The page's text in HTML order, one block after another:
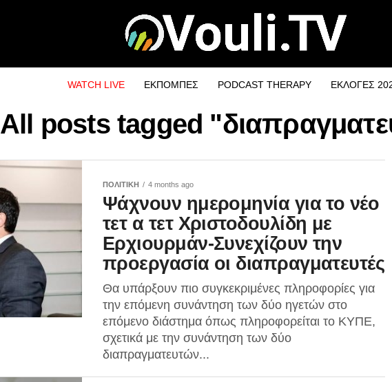
WATCH LIVE ΕΚΠΟΜΠΕΣ PODCAST THERAPY ΕΚΛΟΓΕΣ
All posts tagged
ΠΟΛΙΤΙΚΗ 4 months ago
Ψάχνουν ημερομηνία για το νέο
τετ α τετ Χριστοδουλίδη με
Ερχιουρμάν-Συνεχίζουν την
προεργασία οι διαπραγματευτές
Θα υπάρξουν πιο συγκεκριμένες πληροφορίες για
την επόμενη συνάντηση των δύο ηγετών στο
επόμενο διάστημα όπως πληροφορείται το ΚΥΠΕ,
σχετικά με την συνάντηση των δύο
διαπραγματευτών...